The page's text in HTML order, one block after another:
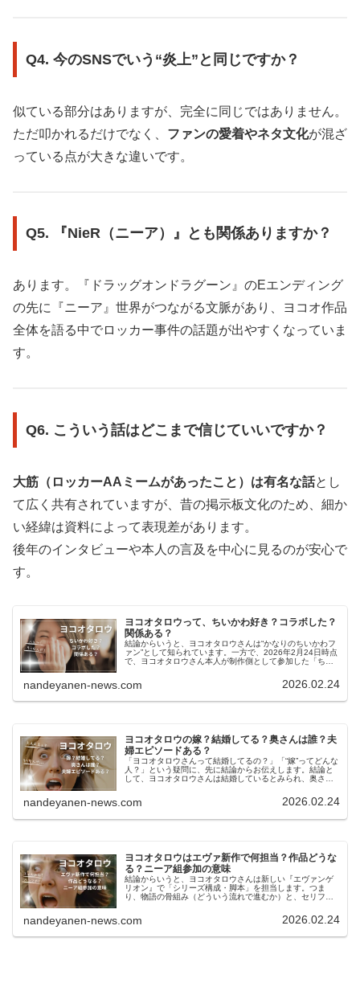
Q4. 今のSNSでいう“炎上”と同じですか？
似ている部分はありますが、完全に同じではありません。
ただ叩かれるだけでなく、 ファンの愛着やネタ文化が混ざ
っている点が大きな違いです。
Q5. 『NieR（ニーア）』とも関係ありますか？
あります。『ドラッグオンドラグーン』のEエンディング
の先に『ニーア』世界がつながる文脈があり、ヨコオ作品
全体を語る中でロッカー事件の話題が出やすくなっていま
す。
Q6. こういう話はどこまで信じていいですか？
大筋（ロッカーAAミームがあったこと）は有名な話とし
て広く共有されていますが、昔の掲示板文化のため、細か
い経緯は資料によって表現差があります。
後年のインタビューや本人の言及を中心に見るのが安心で
す。
ヨコオタロウって、ちいかわ好き？コラボした？
関係ある？
結論からいうと、ヨコオタロウさんは“かなりのちいかわフ
ァン”として知られています。一方で、2026年2月24日時点
で、ヨコオタロウさん本人が制作側として参加した「ちい
nandeyanen-news.com 2026.02.24
ヨコオタロウの嫁？結婚してる？奥さんは誰？夫
婦エピソードある？
「ヨコオタロウさんって結婚してるの？」「“嫁”ってどんな
人？」という疑問に、先に結論からお伝えします。結論と
して、ヨコオタロウさんは結婚しているとみられ、奥さん
nandeyanen-news.com 2026.02.24
ヨコオタロウはエヴァ新作で何担当？作品どうな
る？ニーア組参加の意味
結論からいうと、ヨコオタロウさんは新しい『エヴァンゲ
リオン』で「シリーズ構成・脚本」を担当します。つま
り、物語の骨組み（どういう流れで進むか）と、セリフ・
『NieR（ニーア）』でも知られる岡部啓一...
nandeyanen-news.com 2026.02.24